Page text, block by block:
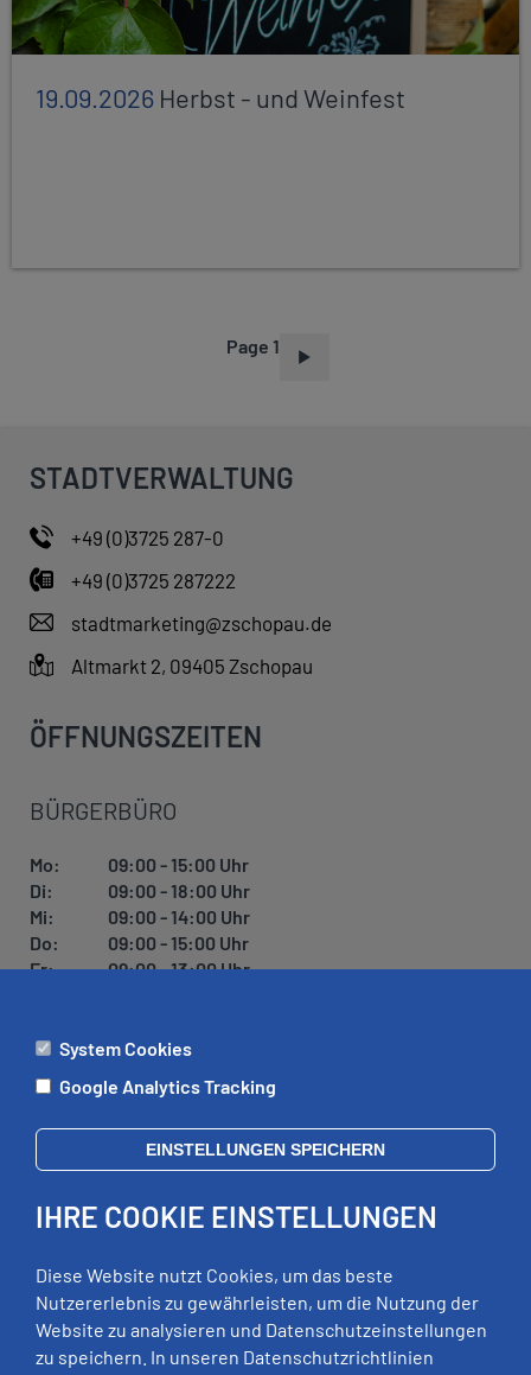
19.09.2026 Herbst - und Weinfest
Page 1
STADTVERWALTUNG
+49 (0)3725 287-0
+49 (0)3725 287222
stadtmarketing@zschopau.de
Altmarkt 2, 09405 Zschopau
ÖFFNUNGSZEITEN
BÜRGERBÜRO
Mo:
09:00 - 15:00 Uhr
Di:
09:00 - 18:00 Uhr
Mi:
09:00 - 14:00 Uhr
Do:
09:00 - 15:00 Uhr
Fr:
09:00 - 13:00 Uhr
ÄMTER
Di:
09:00 - 12:00 Uhr, 13:00 - 18:00 Uhr
Mi:
geschlossen
Fr:
09:00 - 12:00 Uhr
RECHTLICHES
System Cookies
Google Analytics Tracking
EINSTELLUNGEN SPEICHERN
IHRE COOKIE EINSTELLUNGEN
Diese Website nutzt Cookies, um das beste
Nutzererlebnis zu gewährleisten, um die Nutzung der
Website zu analysieren und Datenschutzeinstellungen
zu speichern. In unseren Datenschutzrichtlinien